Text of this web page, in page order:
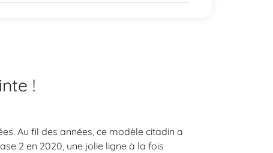
!
Au fil des années, ce modèle citadin a
2 en 2020, une jolie ligne à la fois